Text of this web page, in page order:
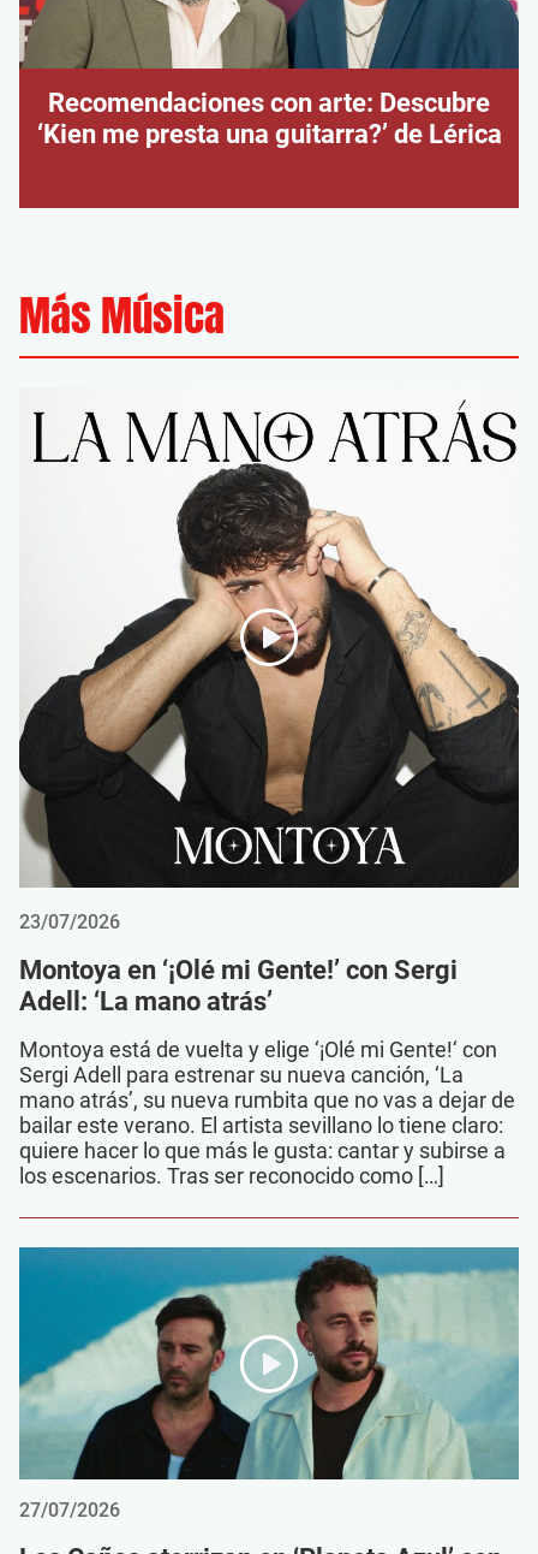
Recomendaciones con arte: Descubre
‘Kien me presta una guitarra?’ de Lérica
Más Música
23/07/2026
Montoya en ‘¡Olé mi Gente!’ con Sergi
Adell: ‘La mano atrás’
Montoya está de vuelta y elige ‘¡Olé mi Gente!‘ con
Sergi Adell para estrenar su nueva canción, ‘La
mano atrás’, su nueva rumbita que no vas a dejar de
bailar este verano. El artista sevillano lo tiene claro:
quiere hacer lo que más le gusta: cantar y subirse a
los escenarios. Tras ser reconocido como […]
27/07/2026